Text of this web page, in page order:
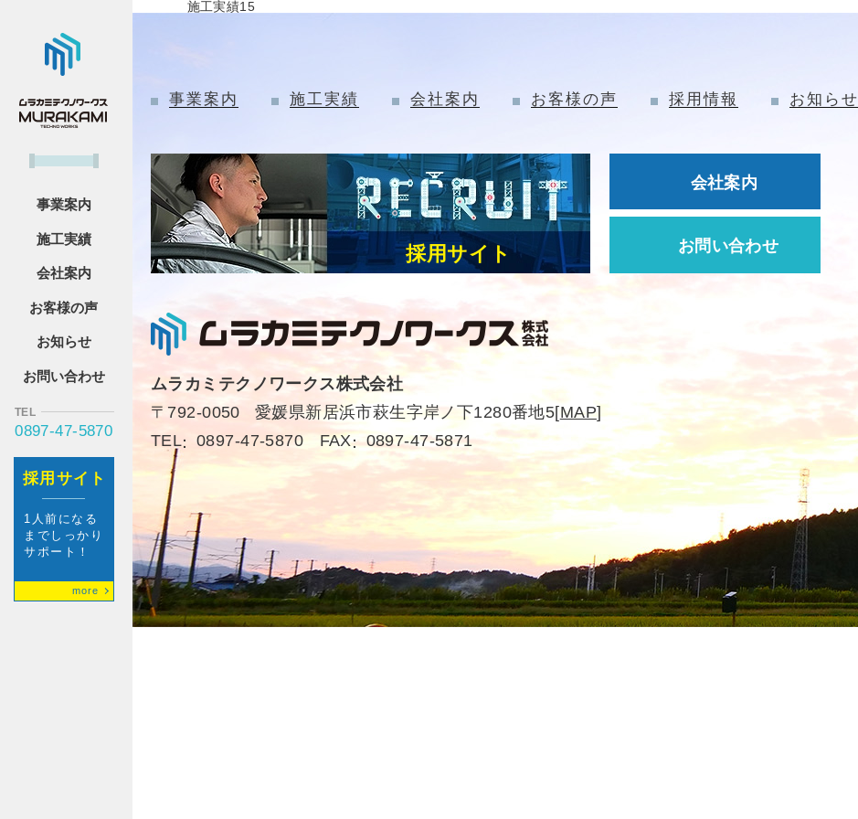
事業案内
施工実績
会社案内
お客様の声
お知らせ
お問い合わせ
TEL
0897-47-5870
採用サイト
1人前になる
までしっかり
サポート！
more
施工実績15
事業案内 施工実績 会社案内 お客様の声 採用情報 お知らせ
採用サイト
会社案内
お問い合わせ
ムラカミテクノワークス株式会社
〒792-0050
愛媛県新居浜市萩生字岸ノ下1280番地5[MAP]
TEL
0897-47-5870 FAX 0897-47-5871